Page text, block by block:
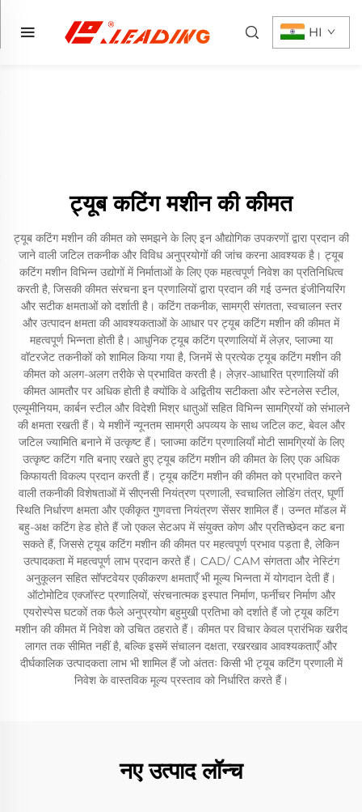
HI
ट्यूब कटिंग मशीन की कीमत
ट्यूब कटिंग मशीन की कीमत को समझने के लिए इन औद्योगिक उपकरणों द्वारा प्रदान की
जाने वाली जटिल तकनीक और विविध अनुप्रयोगों की जांच करना आवश्यक है। ट्यूब
कटिंग मशीन विभिन्न उद्योगों में निर्माताओं के लिए एक महत्वपूर्ण निवेश का प्रतिनिधित्व
करती है, जिसकी कीमत संरचना इन प्रणालियों द्वारा प्रदान की गई उन्नत इंजीनियरिंग
और सटीक क्षमताओं को दर्शाती है। कटिंग तकनीक, सामग्री संगतता, स्वचालन स्तर
और उत्पादन क्षमता की आवश्यकताओं के आधार पर ट्यूब कटिंग मशीन की कीमत में
महत्वपूर्ण भिन्नता होती है। आधुनिक ट्यूब कटिंग प्रणालियों में लेज़र, प्लाज्मा या
वॉटरजेट तकनीकों को शामिल किया गया है, जिनमें से प्रत्येक ट्यूब कटिंग मशीन की
कीमत को अलग-अलग तरीके से प्रभावित करती है। लेज़र-आधारित प्रणालियों की
कीमत आमतौर पर अधिक होती है क्योंकि वे अद्वितीय सटीकता और स्टेनलेस स्टील,
एल्यूमीनियम, कार्बन स्टील और विदेशी मिश्र धातुओं सहित विभिन्न सामग्रियों को संभालने
की क्षमता रखती हैं। ये मशीनें न्यूनतम सामग्री अपव्यय के साथ जटिल कट, बेवल और
जटिल ज्यामिति बनाने में उत्कृष्ट हैं। प्लाज्मा कटिंग प्रणालियाँ मोटी सामग्रियों के लिए
उत्कृष्ट कटिंग गति बनाए रखते हुए ट्यूब कटिंग मशीन की कीमत के लिए एक अधिक
किफायती विकल्प प्रदान करती हैं। ट्यूब कटिंग मशीन की कीमत को प्रभावित करने
वाली तकनीकी विशेषताओं में सीएनसी नियंत्रण प्रणाली, स्वचालित लोडिंग तंत्र, घूर्णी
स्थिति निर्धारण क्षमता और एकीकृत गुणवत्ता नियंत्रण सेंसर शामिल हैं। उन्नत मॉडल में
बहु-अक्ष कटिंग हेड होते हैं जो एकल सेटअप में संयुक्त कोण और प्रतिच्छेदन कट बना
सकते हैं, जिससे ट्यूब कटिंग मशीन की कीमत पर महत्वपूर्ण प्रभाव पड़ता है, लेकिन
उत्पादकता में महत्वपूर्ण लाभ प्रदान करते हैं। CAD/ CAM संगतता और नेस्टिंग
अनुकूलन सहित सॉफ्टवेयर एकीकरण क्षमताएँ भी मूल्य भिन्नता में योगदान देती हैं।
ऑटोमोटिव एक्जॉस्ट प्रणालियों, संरचनात्मक इस्पात निर्माण, फर्नीचर निर्माण और
एयरोस्पेस घटकों तक फैले अनुप्रयोग बहुमुखी प्रतिभा को दर्शाते हैं जो ट्यूब कटिंग
मशीन की कीमत में निवेश को उचित ठहराते हैं। कीमत पर विचार केवल प्रारंभिक खरीद
लागत तक सीमित नहीं है, बल्कि इसमें संचालन दक्षता, रखरखाव आवश्यकताएँ और
दीर्घकालिक उत्पादकता लाभ भी शामिल हैं जो अंततः किसी भी ट्यूब कटिंग प्रणाली में
निवेश के वास्तविक मूल्य प्रस्ताव को निर्धारित करते हैं।
नए उत्पाद लॉन्च